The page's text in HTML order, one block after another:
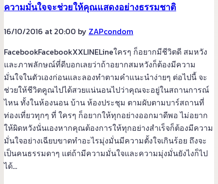
ความมั่นใจจะช่วยให้คุณแสดงอย่างธรรมชาติ
16/10/2016 at 20:00 by ZAPcondom
FacebookFacebookXXLINELineใครๆ ก็อยากมีชีวิตดี สมหวัง
และภาพลักษณ์ที่ดีบอกเลยว่าถ้าอยากสมหวังก็ต้องมีความ
มั่นใจในตัวเองก่อนและลองทำตามคำแนะนำง่ายๆ ต่อไปนี้ จะ
ช่วยให้ชีวิตคูณไปได้สวยแน่นอนไปว่าคุณจะอยู่ในสถานการณ์
ไหน ทั้งในห้องนอน บ้าน ห้องประชุม ตามผับตามบาร์สถานที่
ท่องเที่ยวทุกๆ ที่ ใครๆ ก็อยากให้ทุกอย่างออกมาดีพอ ไม่อยาก
ให้ผิดหวังนั่นเองหากคุณต้องการให้ทุกอย่างสำเร็จก็ต้องมีความ
มั่นใจอย่างเฉียบขาดทำอะไรมุ่งมั่นมีความตั้งใจเกินร้อย ถึงจะ
เป็นคนธรรมดาๆ แต่ถ้ามีความมั่นใจและความมุ่งมั่นยังไงก็ไป
ได้…